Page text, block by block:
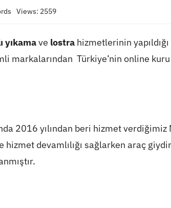
Views: 2559
yıkamave lostra hizmetlerinin
markalarından Türkiye’nin online
2016 yılından beri hizmet
hizmet devamlılığı sağlarken araç